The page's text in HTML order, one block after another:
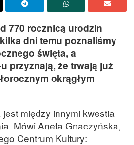
770 rocznicą urodzin
dni temu poznaliśmy
święta, a
przyznają, że trwają już
okrągłym
między innymi kwestia
Mówi Aneta Gnaczyńska,
Centrum Kultury: